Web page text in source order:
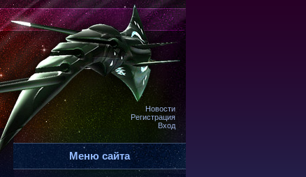
Новости
Регистрация
Вход
Меню сайта